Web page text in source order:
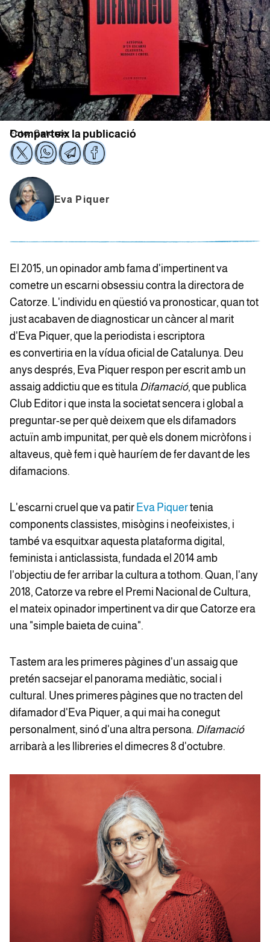
Foto: Catorze
Comparteix la publicació
Eva Piquer
El 2015, un opinador amb fama d'impertinent va
cometre un escarni obsessiu contra la directora de
Catorze. L'individu en qüestió va pronosticar, quan tot
just acabaven de diagnosticar un càncer al marit
d'Eva Piquer, que la periodista i escriptora
es convertiria en la vídua oficial de Catalunya. Deu
anys després, Eva Piquer respon per escrit amb un
assaig addictiu que es titula Difamació, que publica
Club Editor i que insta la societat sencera i global a
preguntar-se per què deixem que els difamadors
actuïn amb impunitat, per què els donem micròfons i
altaveus, què fem i què hauríem de fer davant de les
difamacions.
L'escarni cruel que va patir Eva Piquertenia
components classistes, misògins i neofeixistes, i
també va esquitxar aquesta plataforma digital,
feminista i anticlassista, fundada el 2014 amb
l'objectiu de fer arribar la cultura a tothom. Quan, l'any
2018, Catorze va rebre el Premi Nacional de Cultura,
el mateix opinador impertinent va dir que Catorze era
una "simple baieta de cuina".
Tastem ara les primeres pàgines d'un assaig que
pretén sacsejar el panorama mediàtic, social i
cultural. Unes primeres pàgines que no tracten del
difamador d'Eva Piquer, a qui mai ha conegut
personalment, sinó d'una altra persona. Difamació
arribarà a les llibreries el dimecres 8 d'octubre.